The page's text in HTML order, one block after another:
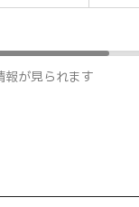
報が見られます